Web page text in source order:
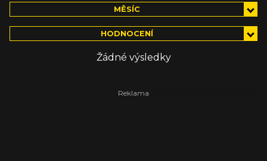
MĚSÍC
HODNOCENÍ
Žádné výsledky